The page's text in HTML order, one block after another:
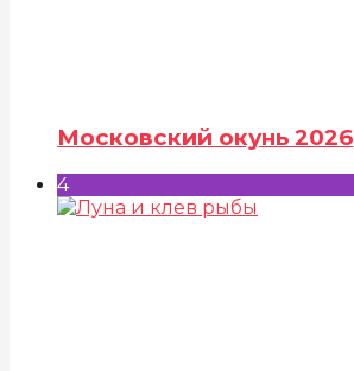
Московский окунь 2026
4